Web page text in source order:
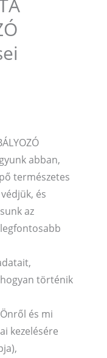
abban,
természetes
és
az
hogyan történik
és mi
kezelésére